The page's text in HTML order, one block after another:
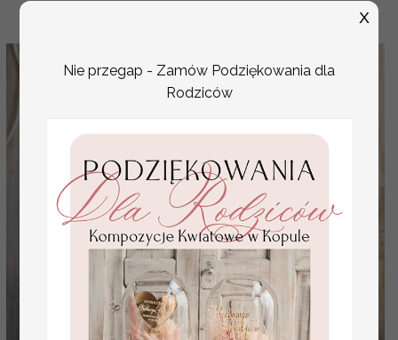
Nie przegap - Zamów Podziękowania dla
Rodziców
X